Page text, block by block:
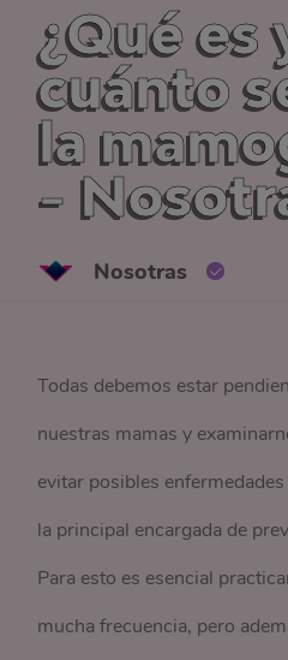
¿Qué es
cuánto
la
-
Nosotras
Todas debemos estar
nuestras mamas y
evitar posibles
la principal encargada de
Para esto es esencial
mucha frecuencia, pero